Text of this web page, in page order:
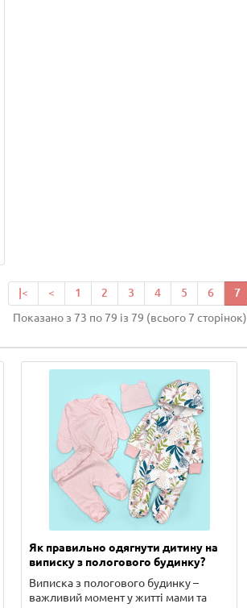
|< < 1 2 3 4 5 6
7
Показано з 73 по 79 із 79 (всього 7 сторінок)
Як правильно одягнути дитину на
виписку з пологового будинку?
Виписка з пологового будинку –
важливий момент у житті мами та